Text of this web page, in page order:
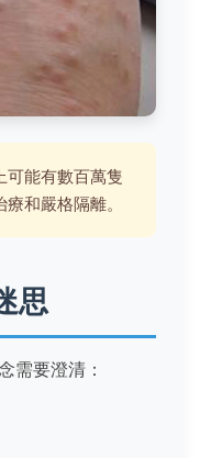
可能有數百萬隻
和嚴格隔離。
思
需要澄清：